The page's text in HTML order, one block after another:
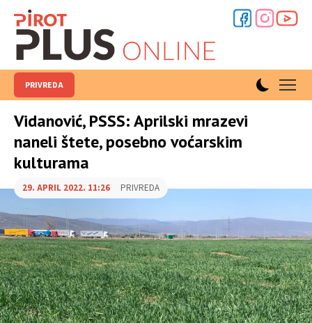
PRIVREDA
Vidanović, PSSS: Aprilski mrazevi
naneli štete, posebno voćarskim
kulturama
29. APRIL 2022. 11:26 PRIVREDA